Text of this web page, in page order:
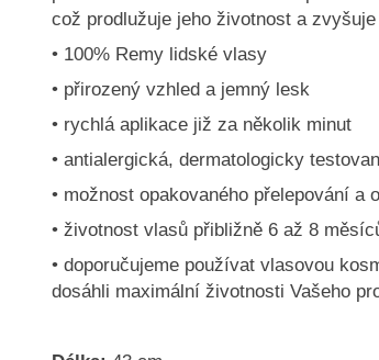
což prodlužuje jeho životnost a
• 100% Remy lidské vlasy
• přirozený vzhled a jemný lesk
• rychlá aplikace již za několik minut
• antialergická, dermatologicky
• možnost opakovaného přelepování a
• životnost vlasů přibližně 6 až 8
• doporučujeme používat vlasovou
dosáhli maximální životnosti Vašeho